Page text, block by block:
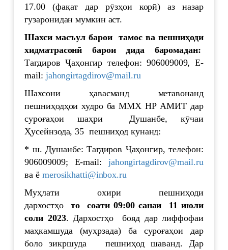
17.00 (фақат дар рӯзҳои корӣ) аз назар
гузаронидан мумкин аст.
Шахси масъул барои тамос ва пешниҳоди
хидматрасонӣ барои дида баромадан:
Тагдиров Ҷаҳонгир телефон: 906009009, E-
mail: jahongirtagdirov@mail.ru
Шахсони ҳавасманд метавонанд
пешниҳодҳои худро ба ММХ НР АМИТ дар
суроғаҳои шаҳри Душанбе, кӯчаи
Ҳусейнзода, 35 пешниҳод кунанд:
* ш. Душанбе: Тагдиров Ҷаҳонгир, телефон:
906009009; E-mail: jahongirtagdirov@mail.ru
ва ё merosikhatti@inbox.ru
Муҳлати охири пешниҳоди
дархостҳото соати 09:00 санаи 11 июли
соли 2023. Дархостҳо бояд дар лиффофаи
маҳкамшуда (муҳрзада) ба суроғаҳои дар
боло зикршуда пешниҳод шаванд. Дар